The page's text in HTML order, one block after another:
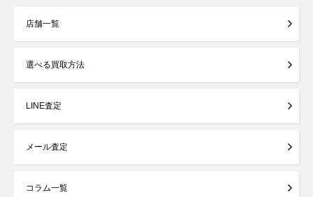
店舗一覧
選べる買取方法
LINE査定
メール査定
コラム一覧